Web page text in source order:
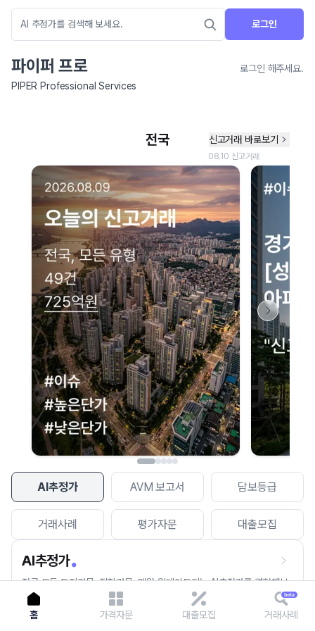
로그인
파이퍼 프로
로그인 해주세요.
PIPER Professional Services
AI추정가 AVM 보고서 담보등급
거래사례 평가자문 대출모집
AI추정가
전국 모든 토지건물, 집합건물, 매월 업데이트되는 AI추정가를 경험해보
세요.
네이버 지도 연결 안내
현재 네이버 지도 연결이 원활하지 않아 지도를 불러올 수 없습니다.
이용에 불편을 드려 죄송합니다.
다시 시도
홈 가격자문 대출모집 거래사례